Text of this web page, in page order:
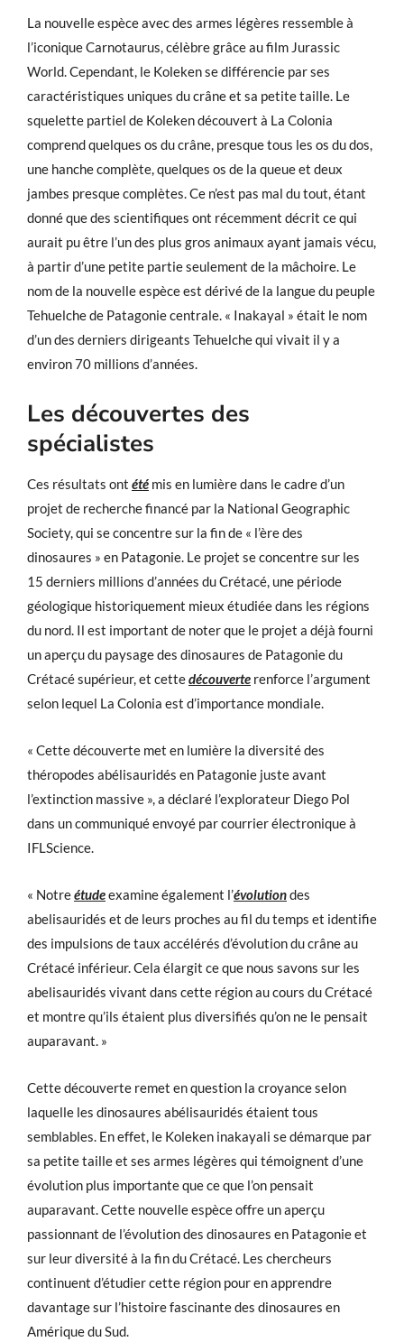
La nouvelle espèce avec des armes légères ressemble à
l’iconique Carnotaurus, célèbre grâce au film Jurassic
World. Cependant, le Koleken se différencie par ses
caractéristiques uniques du crâne et sa petite taille. Le
squelette partiel de Koleken découvert à La Colonia
comprend quelques os du crâne, presque tous les os du dos,
une hanche complète, quelques os de la queue et deux
jambes presque complètes. Ce n’est pas mal du tout, étant
donné que des scientifiques ont récemment décrit ce qui
aurait pu être l’un des plus gros animaux ayant jamais vécu,
à partir d’une petite partie seulement de la mâchoire. Le
nom de la nouvelle espèce est dérivé de la langue du peuple
Tehuelche de Patagonie centrale. « Inakayal » était le nom
d’un des derniers dirigeants Tehuelche qui vivait il y a
environ 70 millions d’années.
Les découvertes des
spécialistes
Ces résultats ont été mis en lumière dans le cadre d’un
projet de recherche financé par la National Geographic
Society, qui se concentre sur la fin de « l’ère des
dinosaures » en Patagonie. Le projet se concentre sur les
15 derniers millions d’années du Crétacé, une période
géologique historiquement mieux étudiée dans les régions
du nord. Il est important de noter que le projet a déjà fourni
un aperçu du paysage des dinosaures de Patagonie du
Crétacé supérieur, et cettedécouverte renforce l’argument
selon lequel La Colonia est d’importance mondiale.
« Cette découverte met en lumière la diversité des
théropodes abélisauridés en Patagonie juste avant
l’extinction massive », a déclaré l’explorateur Diego Pol
dans un communiqué envoyé par courrier électronique à
IFLScience.
« Notreétudeexamine également l’évolutiondes
abelisauridés et de leurs proches au fil du temps et identifie
des impulsions de taux accélérés d’évolution du crâne au
Crétacé inférieur. Cela élargit ce que nous savons sur les
abelisauridés vivant dans cette région au cours du Crétacé
et montre qu’ils étaient plus diversifiés qu’on ne le pensait
auparavant. »
Cette découverte remet en question la croyance selon
laquelle les dinosaures abélisauridés étaient tous
semblables. En effet, le Koleken inakayali se démarque par
sa petite taille et ses armes légères qui témoignent d’une
évolution plus importante que ce que l’on pensait
auparavant. Cette nouvelle espèce offre un aperçu
passionnant de l’évolution des dinosaures en Patagonie et
sur leur diversité à la fin du Crétacé. Les chercheurs
continuent d’étudier cette région pour en apprendre
davantage sur l’histoire fascinante des dinosaures en
Amérique du Sud.